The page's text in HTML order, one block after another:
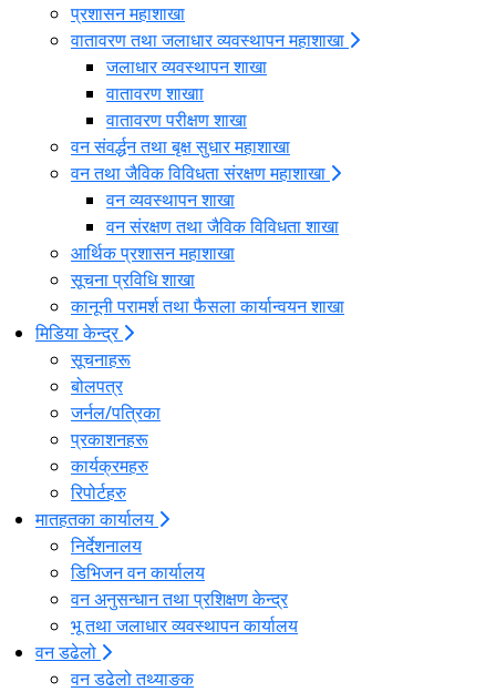
प्रशासन महाशाखा
वातावरण तथा जलाधार व्यवस्थापन महाशाखा
जलाधार व्यवस्थापन शाखा
वातावरण शाखाा
वातावरण परीक्षण शाखा
वन संवर्द्धन तथा बृक्ष सुधार महाशाखा
वन तथा जैविक विविधता संरक्षण महाशाखा
वन व्यवस्थापन शाखा
वन संरक्षण तथा जैविक विविधता शाखा
आर्थिक प्रशासन महाशाखा
सूचना प्रविधि शाखा
कानूनी परामर्श तथा फैसला कार्यान्वयन शाखा
मिडिया केन्द्र
सूचनाहरू
बोलपत्र
जर्नल/पत्रिका
प्रकाशनहरू
कार्यक्रमहरु
रिपोर्टहरु
मातहतका कार्यालय
निर्देशनालय
डिभिजन वन कार्यालय
वन अनुसन्धान तथा प्रशिक्षण केन्द्र
भू तथा जलाधार व्यवस्थापन कार्यालय
वन डढेलो
वन डढेलो तथ्याङक